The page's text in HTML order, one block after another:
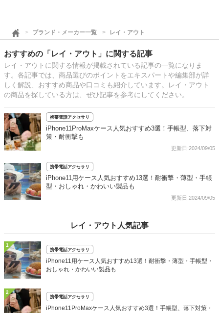
ブランド・メーカー一覧 レイ・アウト
おすすめの「レイ・アウト」に関する記事
レイ・アウトに関する情報が掲載されている記事の一覧になりま
す。各記事では、商品選びのポイントをエキスパートや編集部が詳
しく解説、おすすめ商品や口コミも紹介しています。レイ・アウト
の商品を探している方は、ぜひ記事を参考にしてください。
携帯電話アクセサリ
iPhone11ProMaxケース人気おすすめ3選！手帳型、落下対
策・耐衝撃も
更新日:2024/09/05
携帯電話アクセサリ
iPhone11用ケース人気おすすめ13選！耐衝撃・薄型・手帳
型・おしゃれ・かわいい製品も
更新日:2024/09/05
レイ・アウト人気記事
1
携帯電話アクセサリ
iPhone11用ケース人気おすすめ13選！耐衝撃・薄型・手帳型・
おしゃれ・かわいい製品も
2
携帯電話アクセサリ
iPhone11ProMaxケース人気おすすめ3選！手帳型、落下対策・